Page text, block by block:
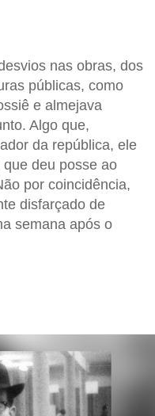
nas obras, dos
públicas, como
e almejava
Algo que,
da república, ele
deu posse ao
por coincidência,
disfarçado de
semana após o